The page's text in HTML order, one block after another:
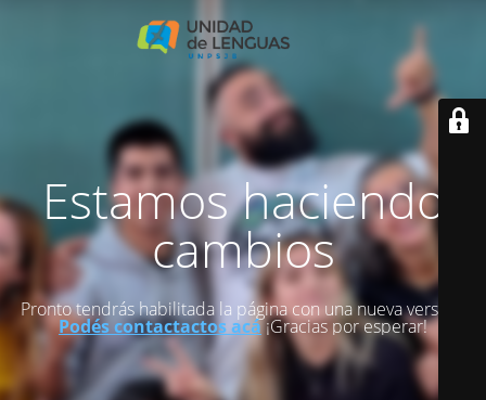
Estamos haciendo
cambios
Pronto tendrás habilitada la página con una nueva versión.
Podés contactactos acá¡Gracias por esperar!